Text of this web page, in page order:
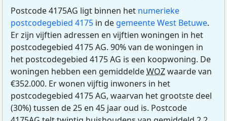
Postcode 4175AG ligt binnen het numerieke
postcodegebied 4175 in de gemeente West Betuwe.
Er zijn vijftien adressen en vijftien woningen in het
postcodegebied 4175 AG. 90% van de woningen in
het postcodegebied 4175 AG is een koopwoning. De
woningen hebben een gemiddeldeWOZwaarde van
€352.000. Er wonen vijftig inwoners in het
postcodegebied 4175 AG, waarvan het grootste deel
(30%) tussen de 25 en 45 jaar oud is. Postcode